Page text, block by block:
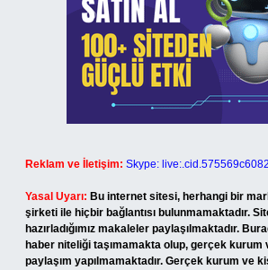
Reklam ve İletişim: Skype:
Yasal Uyarı: Bu internet sitesi, herhangi bir
şirketi ile hiçbir bağlantısı bulunmamaktadır.
hazırladığımız makaleler paylaşılmaktadır.
haber niteliği taşımamakta olup, gerçek kurum
paylaşım yapılmamaktadır. Gerçek kurum ve